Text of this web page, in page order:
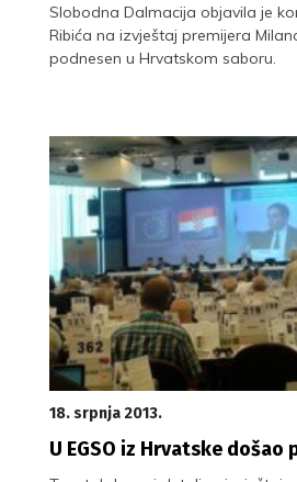
Slobodna Dalmacija objavila je
Ribića na izvještaj premijera
podnesen u Hrvatskom saboru.
18. srpnja 2013.
U EGSO iz Hrvatske